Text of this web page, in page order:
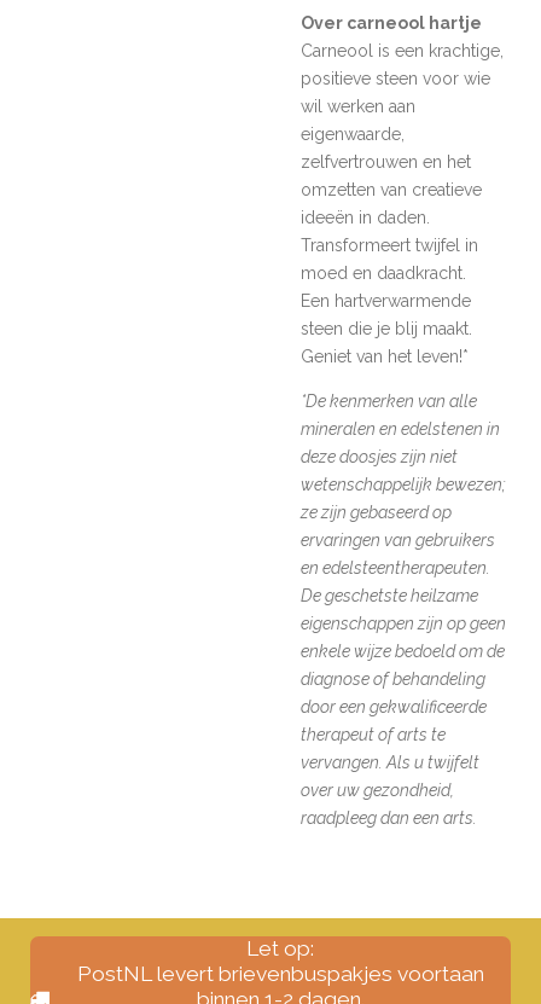
Over carneool hartje
Carneool is een krachtige,
positieve steen voor wie
wil werken aan
eigenwaarde,
zelfvertrouwen en het
omzetten van creatieve
ideeën in daden.
Transformeert twijfel in
moed en daadkracht.
Een hartverwarmende
steen die je blij maakt.
Geniet van het leven!*
*De kenmerken van alle
mineralen en edelstenen in
deze doosjes zijn niet
wetenschappelijk bewezen;
ze zijn gebaseerd op
ervaringen van gebruikers
en edelsteentherapeuten.
De geschetste heilzame
eigenschappen zijn op geen
enkele wijze bedoeld om de
diagnose of behandeling
door een gekwalificeerde
therapeut of arts te
vervangen. Als u twijfelt
over uw gezondheid,
raadpleeg dan een arts.
Let op:
PostNL levert brievenbuspakjes voortaan
binnen 1-2 dagen.